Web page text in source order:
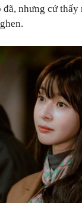
đã, nhưng cứ